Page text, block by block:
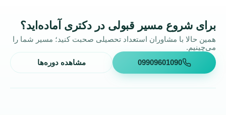
برای شروع مسیر قبولی در دکتری آماده‌اید؟
همین حالا با مشاوران استعداد تحصیلی صحبت کنید؛ مسیر شما را
می‌چینیم.
09909601090 مشاهده دوره‌ها